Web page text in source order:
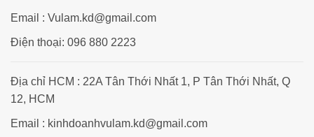
Email : Vulam.kd@gmail.com
Điện thoại: 096 880 2223
Địa chỉ HCM : 22A Tân Thới Nhất 1, P Tân Thới Nhất, Q
12, HCM
Email : kinhdoanhvulam.kd@gmail.com